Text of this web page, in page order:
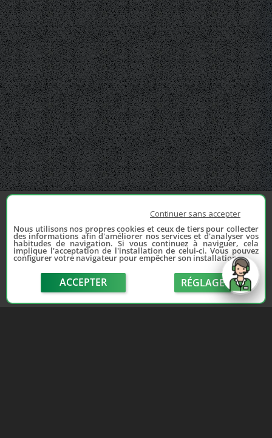
Continuer sans accepter
Nous utilisons nos propres cookies et ceux de tiers pour collecter
des informations afin d'améliorer nos services et d'analyser vos
habitudes de navigation. Si vous continuez à naviguer, cela
implique l'acceptation de l'installation de celui-ci. Vous pouvez
configurer votre navigateur pour empêcher son installation.
ACCEPTER RÉGLAGE